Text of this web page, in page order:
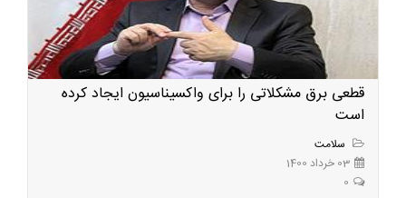
قطعی برق مشکلاتی را برای واکسیناسیون ایجاد کرده
است
سلامت
03 خرداد 1400
0